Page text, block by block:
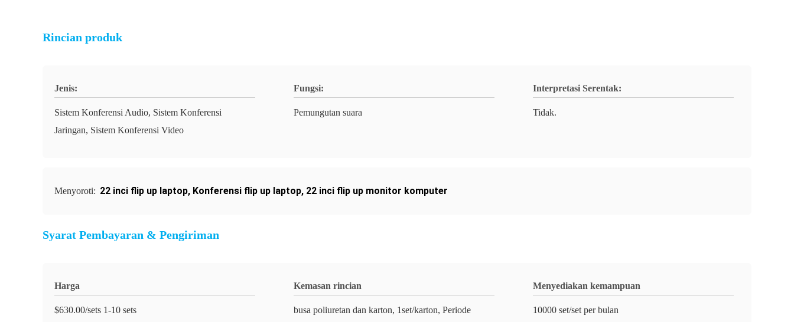
Rincian produk
Jenis:
Sistem Konferensi Audio, Sistem Konferensi
Jaringan, Sistem Konferensi Video
Fungsi:
Pemungutan suara
Interpretasi Serentak:
Tidak.
Menyoroti: 22 inci flip up laptop, Konferensi flip up laptop, 22 inci flip up monitor komputer
Syarat Pembayaran & Pengiriman
Harga
$630.00/sets 1-10 sets
Kemasan rincian
busa poliuretan dan karton, 1set/karton, Periode
Menyediakan kemampuan
10000 set/set per bulan